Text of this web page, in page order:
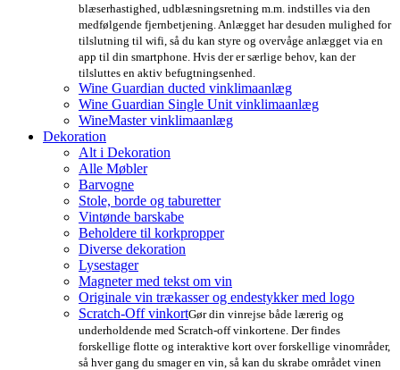
blæserhastighed, udblæsningsretning m.m. indstilles via den
medfølgende fjernbetjening. Anlægget har desuden mulighed for
tilslutning til wifi, så du kan styre og overvåge anlægget via en
app til din smartphone. Hvis der er særlige behov, kan der
tilsluttes en aktiv befugtningsenhed.
Wine Guardian ducted vinklimaanlæg
Wine Guardian Single Unit vinklimaanlæg
WineMaster vinklimaanlæg
Dekoration
Alt i Dekoration
Alle Møbler
Barvogne
Stole, borde og taburetter
Vintønde barskabe
Beholdere til korkpropper
Diverse dekoration
Lysestager
Magneter med tekst om vin
Originale vin trækasser og endestykker med logo
Scratch-Off vinkortGør din vinrejse både lærerig og
underholdende med Scratch-off vinkortene. Der findes
forskellige flotte og interaktive kort over forskellige vinområder,
så hver gang du smager en vin, så kan du skrabe området vinen